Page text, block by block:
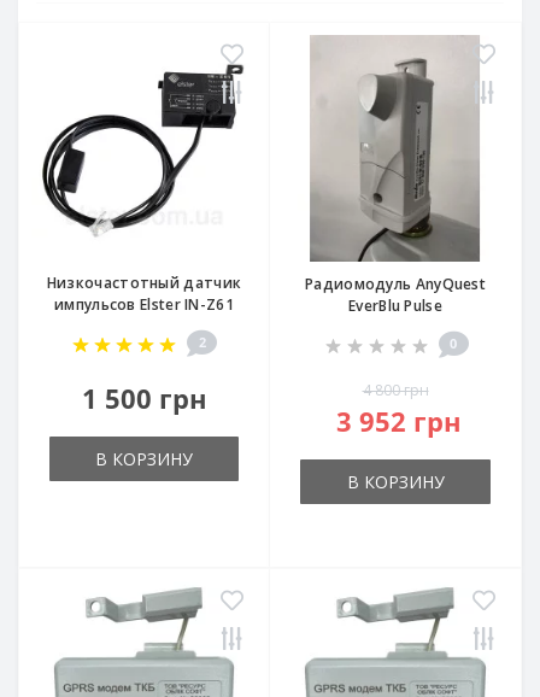
Низкочастотный датчик
импульсов Elster IN-Z61
2
1 500 грн
В КОРЗИНУ
Радиомодуль AnyQuest
EverBlu Pulse
0
4 800 грн
3 952 грн
В КОРЗИНУ